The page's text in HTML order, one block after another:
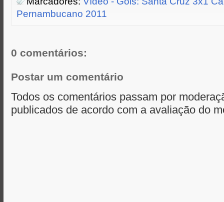
e
r
o
o
n
g
A
p
Pernambucano 2011
0 comentários:
Postar um comentário
Todos os comentários passam por
publicados de acordo com a avaliação do